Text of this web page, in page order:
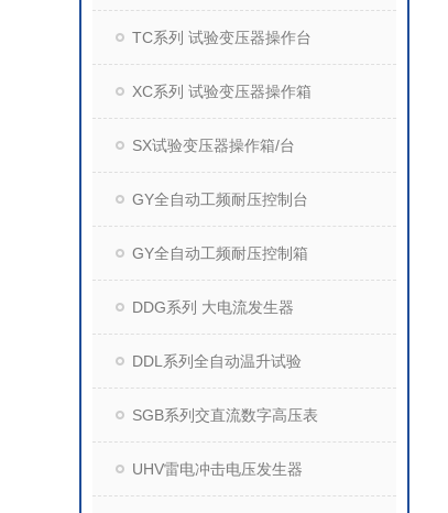
TC系列 试验变压器操作台
XC系列 试验变压器操作箱
SX试验变压器操作箱/台
GY全自动工频耐压控制台
GY全自动工频耐压控制箱
DDG系列 大电流发生器
DDL系列全自动温升试验
SGB系列交直流数字高压表
UHV雷电冲击电压发生器